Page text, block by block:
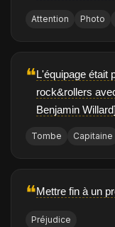
Attention Photo
❝L'équipage était
rock&rollers
Benjamin Willard]
Tombe Capitaine
❝Mettre fin à un
Préjudice